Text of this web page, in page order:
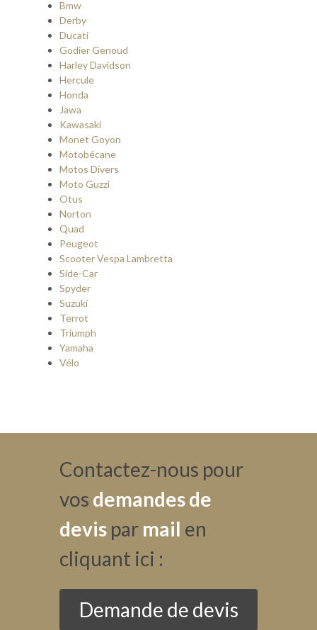
Bmw
Derby
Ducati
Godier Genoud
Harley Davidson
Hercule
Honda
Jawa
Kawasaki
Monet Goyon
Motobécane
Motos Divers
Moto Guzzi
Otus
Norton
Quad
Peugeot
Scooter Vespa Lambretta
Side-Car
Spyder
Suzuki
Terrot
Triumph
Yamaha
Vélo
Contactez-nous pour
vos demandes de
devis par mail en
cliquant ici :
Demande de devis